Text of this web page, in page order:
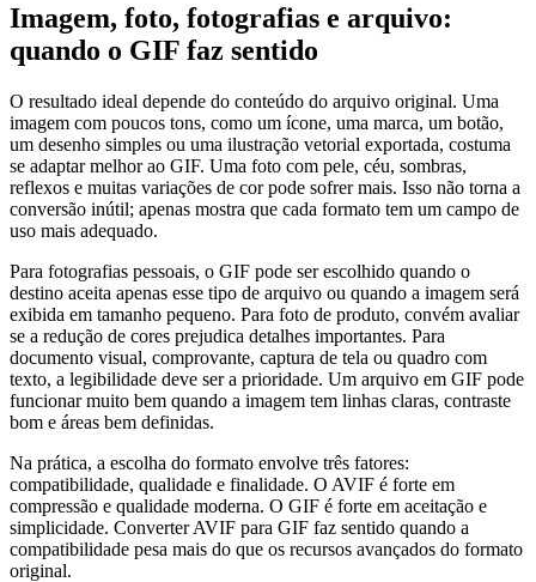
Imagem, foto, fotografias e arquivo:
quando o GIF faz sentido
O resultado ideal depende do conteúdo do arquivo original. Uma
imagem com poucos tons, como um ícone, uma marca, um botão,
um desenho simples ou uma ilustração vetorial exportada, costuma
se adaptar melhor ao GIF. Uma foto com pele, céu, sombras,
reflexos e muitas variações de cor pode sofrer mais. Isso não torna a
conversão inútil; apenas mostra que cada formato tem um campo de
uso mais adequado.
Para fotografias pessoais, o GIF pode ser escolhido quando o
destino aceita apenas esse tipo de arquivo ou quando a imagem será
exibida em tamanho pequeno. Para foto de produto, convém avaliar
se a redução de cores prejudica detalhes importantes. Para
documento visual, comprovante, captura de tela ou quadro com
texto, a legibilidade deve ser a prioridade. Um arquivo em GIF pode
funcionar muito bem quando a imagem tem linhas claras, contraste
bom e áreas bem definidas.
Na prática, a escolha do formato envolve três fatores:
compatibilidade, qualidade e finalidade. O AVIF é forte em
compressão e qualidade moderna. O GIF é forte em aceitação e
simplicidade. Converter AVIF para GIF faz sentido quando a
compatibilidade pesa mais do que os recursos avançados do formato
original.